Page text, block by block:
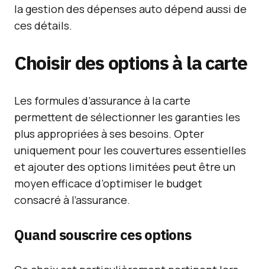
la gestion des dépenses auto dépend aussi de
ces détails.
Choisir des options à la carte
Les formules d’assurance à la carte
permettent de sélectionner les garanties les
plus appropriées à ses besoins. Opter
uniquement pour les couvertures essentielles
et ajouter des options limitées peut être un
moyen efficace d’optimiser le budget
consacré à l’assurance.
Quand souscrire ces options